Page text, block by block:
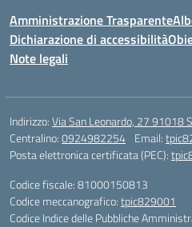
Amministrazione Trasparente
Dichiarazione di accessibilità
Note legali
Indirizzo:Via San Leonardo, 27 91018
Centralino:0924982254 Email:
Posta elettronica certificata (PEC):
Codice fiscale: 81000150813
Codice meccanografico:tpic829001
Codice Indice delle Pubbliche